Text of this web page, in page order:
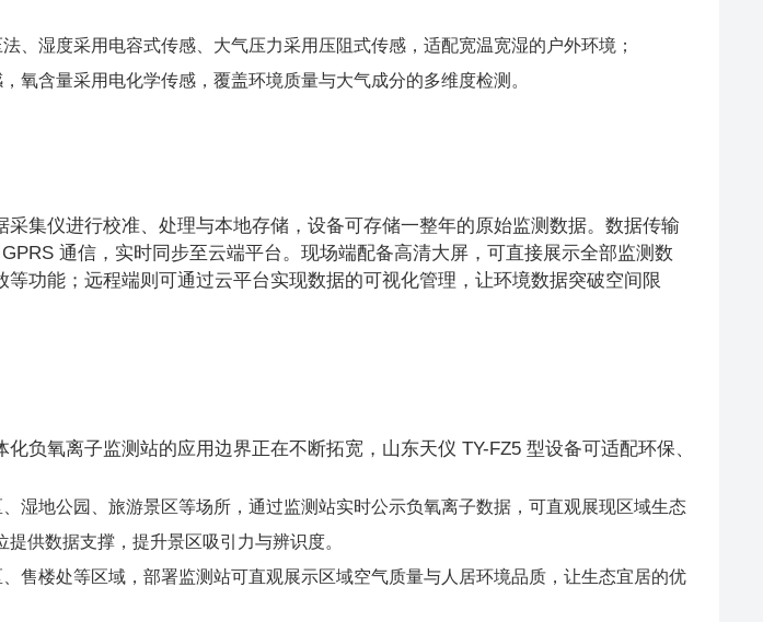
、湿度采用电容式传感、大气压力采用压阻式传感，适配宽温宽湿的户外环境；
氧含量采用电化学传感，覆盖环境质量与大气成分的多维度检测。
集仪进行校准、处理与本地存储，设备可存储一整年的原始监测数据。数据传输
通信，实时同步至云端平台。现场端配备高清大屏，可直接展示全部监测数
功能；远程端则可通过云平台实现数据的可视化管理，让环境数据突破空间限
负氧离子监测站的应用边界正在不断拓宽，山东天仪 TY-FZ5 型设备可适配环保、
湿地公园、旅游景区等场所，通过监测站实时公示负氧离子数据，可直观展现区域生态
提供数据支撑，提升景区吸引力与辨识度。
售楼处等区域，部署监测站可直观展示区域空气质量与人居环境品质，让生态宜居的优